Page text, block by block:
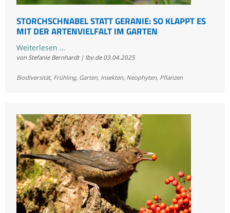
STORCHSCHNABEL STATT GERANIE: SO KLAPPT ES
MIT DER ARTENVIELFALT IM GARTEN
Weiterlesen …
statt
mit
der
Artenvielfalt
im
Garten
von Stefanie Bernhardt | lbv.de 03.04.2025
Biodiversität, Frühling, Garten, Insekten, Neophyten, Pflanzen